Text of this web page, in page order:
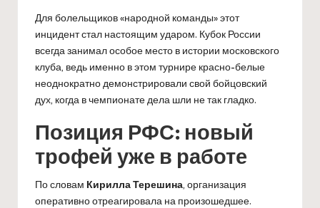
Для болельщиков «народной команды» этот
инцидент стал настоящим ударом. Кубок России
всегда занимал особое место в истории московского
клуба, ведь именно в этом турнире красно-белые
неоднократно демонстрировали свой бойцовский
дух, когда в чемпионате дела шли не так гладко.
Позиция РФС: новый
трофей уже в работе
По словам Кирилла Терешина, организация
оперативно отреагировала на произошедшее.